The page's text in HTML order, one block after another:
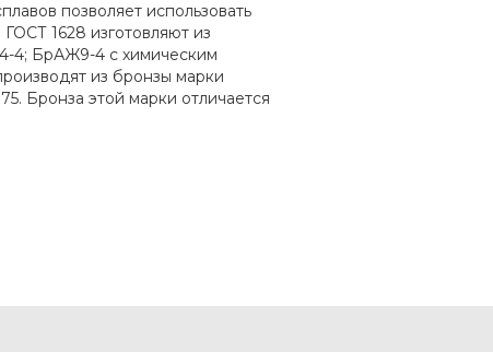
позволяет использовать
1628 изготовляют из
БрАЖ9-4 с химическим
из бронзы марки
Бронза этой марки отличается